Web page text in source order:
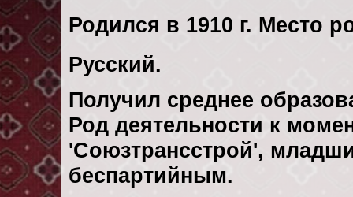
Родился в 1910 г. Место
Русский.
Получил среднее
Род деятельности к
'Союзтрансстрой',
беспартийным.